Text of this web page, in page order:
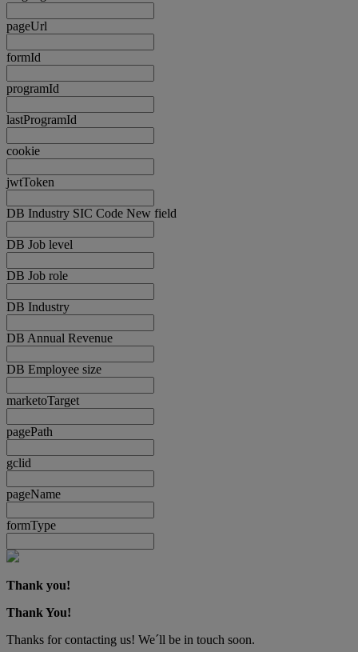
pageUrl
formId
programId
lastProgramId
cookie
jwtToken
DB Industry SIC Code New field
DB Job level
DB Job role
DB Industry
DB Annual Revenue
DB Employee size
marketoTarget
pagePath
gclid
pageName
formType
Thank you!
Thank You!
Thanks for contacting us! We´ll be in touch soon.